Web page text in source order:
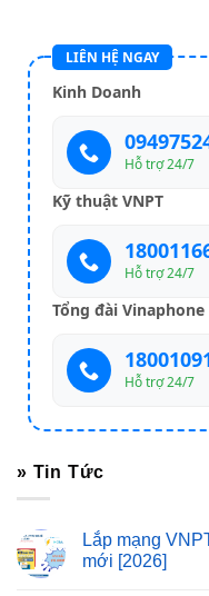
LIÊN HỆ NGAY
Kinh Doanh
Hỗ trợ 24/7
Kỹ thuật VNPT
Hỗ trợ 24/7
Tổng đài Vinaphone
Hỗ trợ 24/7
» Tin Tức
Lắp mạng
mới [2026]